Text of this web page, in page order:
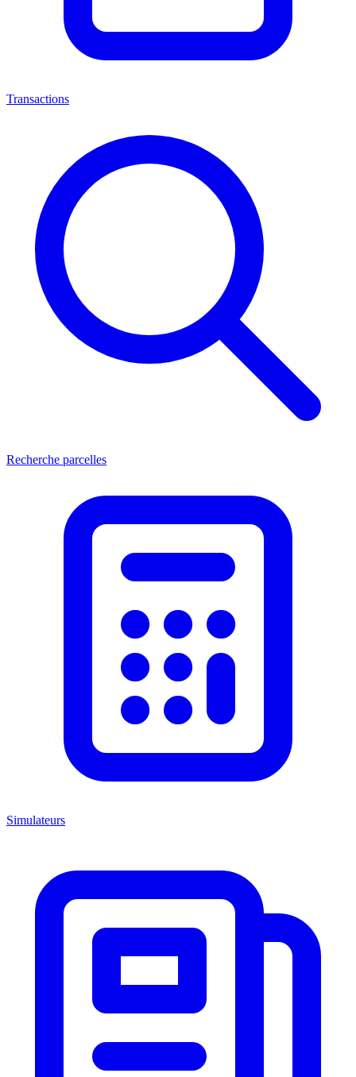
Transactions
Recherche parcelles
Simulateurs